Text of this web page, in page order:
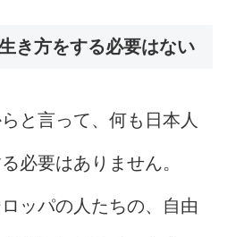
き方をする必要はない
と言って、何も日本人
必要はありません。
ッパの人たちの、自由